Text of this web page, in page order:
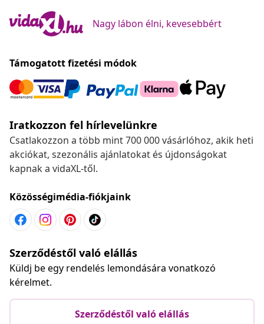
Nagy lábon élni, kevesebbért
Támogatott fizetési módok
Iratkozzon fel hírlevelünkre
Csatlakozzon a több mint 700 000 vásárlóhoz, akik heti
akciókat, szezonális ajánlatokat és újdonságokat
kapnak a vidaXL-től.
Közösségimédia-fiókjaink
Szerződéstől való elállás
Küldj be egy rendelés lemondására vonatkozó
kérelmet.
Szerződéstől való elállás